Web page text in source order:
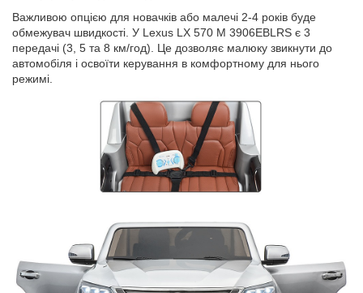
Важливою опцією для новачків або малечі 2-4 років буде
обмежувач швидкості. У Lexus LX 570 M 3906EBLRS є 3
передачі (3, 5 та 8 км/год). Це дозволяє малюку звикнути до
автомобіля і освоїти керування в комфортному для нього
режимі.